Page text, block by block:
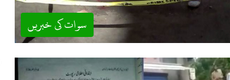
سوات کی خبریں